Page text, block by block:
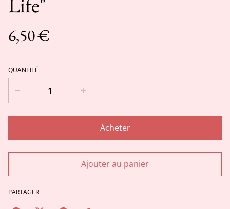
6,50 €
QUANTITÉ
Acheter
Ajouter au panier
PARTAGER